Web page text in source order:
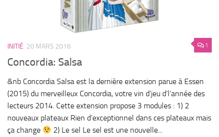
1
INITIÉ 20 MARS 2016
Concordia: Salsa
&nb Concordia Salsa est la dernière extension parue à Essen
(2015) du merveilleux Concordia, votre vin d’jeu d’l’année des
lecteurs 2014. Cette extension propose 3 modules : 1) 2
nouveaux plateaux Rien d’exceptionnel dans ces plateaux mais
ça change
2) Le sel Le sel est une nouvelle...